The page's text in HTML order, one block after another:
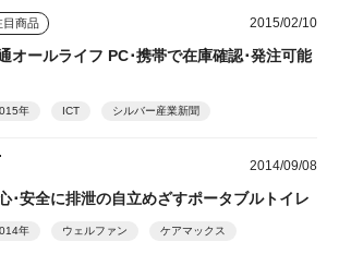
目商品 2015/02/10
オールライフ PC･携帯で在庫確認･発注可能
年 ICT シルバー産業新聞
2014/09/08
･安全に排泄の自立めざすポータブルトイレ
年 ウェルファン ケアマックス